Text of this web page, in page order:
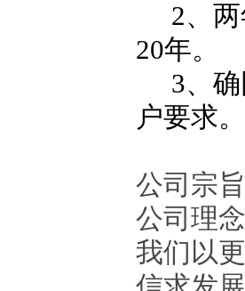
2、两
20年。
3、确
户要求。
公司宗
公司理
我们以